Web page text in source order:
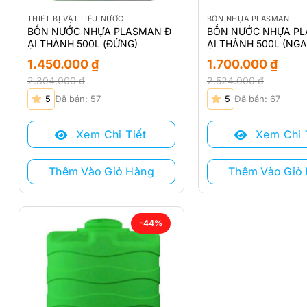
THIẾT BỊ VẬT LIỆU NƯỚC
BỒN NƯỚC NHỰA PLASMAN Đ
ẠI THÀNH 500L (ĐỨNG)
2.304.000₫
Giá
gốc
là:
2.304.000 ₫.
1.450.000₫
Giá
hiện
tại
1.450.000 ₫.
5 Đã bán: 57
Xem Chi Tiết
Thêm Vào Giỏ Hàng
BỒN NHỰA PLASMAN
BỒN NƯỚC NHỰA
ẠI THÀNH 500L
2.524.000₫
Giá
gốc
là:
2.524.000 ₫.
1.700.000₫
Giá
hiện
tại
1.700.000 ₫.
5 Đã bán: 67
Xem Chi
Thêm Vào Giỏ
-44%